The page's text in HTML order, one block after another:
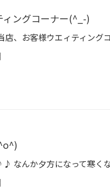
ィングコーナー(^_-)